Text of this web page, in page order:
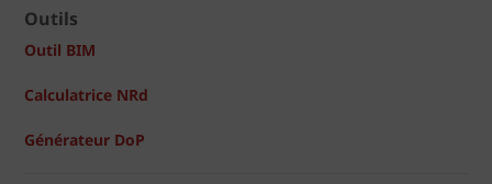
Outils
Outil BIM
Calculatrice NRd
Générateur DoP